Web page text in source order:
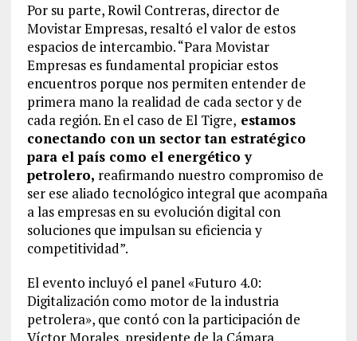
Por su parte, Rowil Contreras, director de
Movistar Empresas, resaltó el valor de estos
espacios de intercambio. “Para Movistar
Empresas es fundamental propiciar estos
encuentros porque nos permiten entender de
primera mano la realidad de cada sector y de
cada región. En el caso de El Tigre, estamos
conectando con un sector tan estratégico
para el país como el energético y
petrolero, reafirmando nuestro compromiso de
ser ese aliado tecnológico integral que acompaña
a las empresas en su evolución digital con
soluciones que impulsan su eficiencia y
competitividad”.
El evento incluyó el panel «Futuro 4.0:
Digitalización como motor de la industria
petrolera», que contó con la participación de